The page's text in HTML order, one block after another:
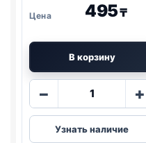
495₸
В корзину
−
Количество
Elite
ж/
+
Узнать наличие